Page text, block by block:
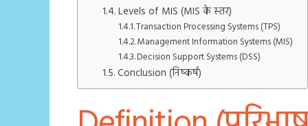
Levels of MIS (MIS के स्‍तर)
Transaction Processing Systems (TPS)
Management Information Systems (MIS)
Decision Support Systems (DSS)
Conclusion (निष्‍कर्ष)